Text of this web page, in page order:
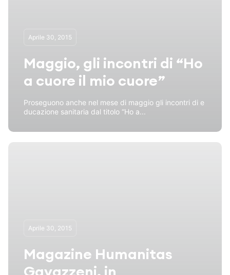
Aprile 30, 2015
Maggio, gli incontri di “Ho
a cuore il mio cuore”
Proseguono anche nel mese di maggio gli incontri di e
ducazione sanitaria dal titolo “Ho a...
Aprile 30, 2015
Magazine Humanitas
Gavazzeni, in